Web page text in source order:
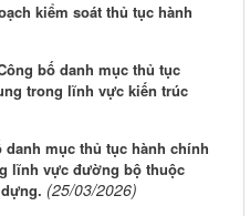
kiểm soát thủ tục hành
bố danh mục thủ tục
trong lĩnh vực kiến trúc
danh mục thủ tục hành chính
lĩnh vực đường bộ thuộc
(25/03/2026)